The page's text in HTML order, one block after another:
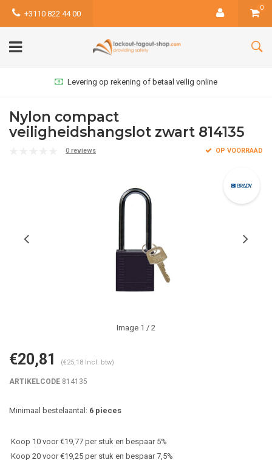
+3110 822 44 00
0
Levering op rekening of betaal veilig online
Nylon compact
veiligheidshangslot zwart 814135
0 reviews OP VOORRAAD
Image 1 / 2
€20,81 (€25,18 Incl. btw)
ARTIKELCODE 814135
Minimaal bestelaantal: 6 pieces
Koop 10 voor €19,77 per stuk en bespaar 5%
Koop 20 voor €19,25 per stuk en bespaar 7,5%